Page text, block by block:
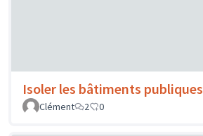
Isoler les bâtiments publiques
Clément
2 0